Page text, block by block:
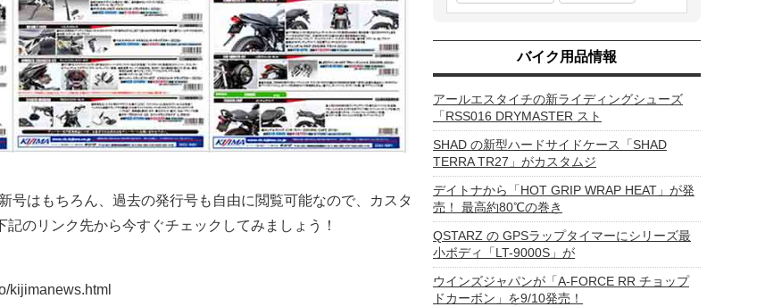
号はもちろん、過去の発行号も自由に閲覧可能なので、カスタ
記のリンク先から今すぐチェックしてみましょう！
kijimanews.html
バイク用品情報
アールエスタイチの新ライディングシューズ
「RSS016 DRYMASTER スト
SHAD の新型ハードサイドケース「SHAD
TERRA TR27」がカスタムジ
デイトナから「HOT GRIP WRAP HEAT」が発
売！ 最高約80℃の巻き
QSTARZ の GPSラップタイマーにシリーズ最
小ボディ「LT-9000S」が
ウインズジャパンが「A-FORCE RR チョップ
ドカーボン」を9/10発売！